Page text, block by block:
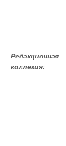
Редакционная
коллегия: